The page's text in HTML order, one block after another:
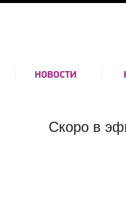
Скоро в